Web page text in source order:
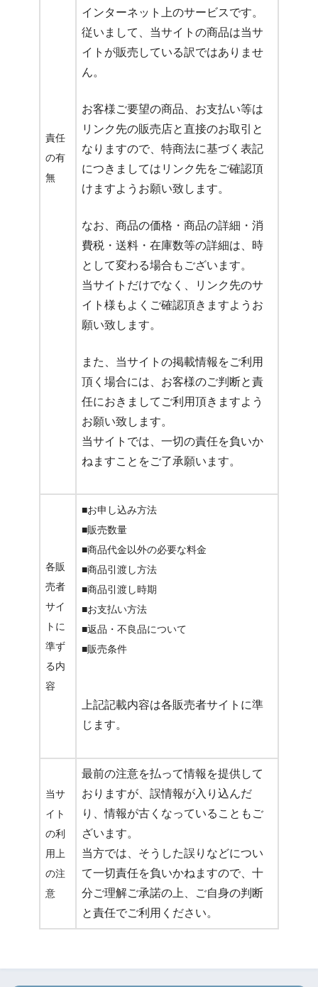
責任
の有
無
インターネット上のサービスです。
従いまして、当サイトの商品は当サ
イトが販売している訳ではありませ
ん。
お客様ご要望の商品、お支払い等は
リンク先の販売店と直接のお取引と
なりますので、特商法に基づく表記
につきましてはリンク先をご確認頂
けますようお願い致します。
なお、商品の価格・商品の詳細・消
費税・送料・在庫数等の詳細は、時
として変わる場合もございます。
当サイトだけでなく、リンク先のサ
イト様もよくご確認頂きますようお
願い致します。
また、当サイトの掲載情報をご利用
頂く場合には、お客様のご判断と責
任におきましてご利用頂きますよう
お願い致します。
当サイトでは、一切の責任を負いか
ねますことをご了承願います。
各販
売者
サイ
トに
準ず
る内
容
■お申し込み方法
■販売数量
■商品代金以外の必要な料金
■商品引渡し方法
■商品引渡し時期
■お支払い方法
■返品・不良品について
■販売条件
上記記載内容は各販売者サイトに準
じます。
当サ
イト
の利
用上
の注
意
最前の注意を払って情報を提供して
おりますが、誤情報が入り込んだ
り、情報が古くなっていることもご
ざいます。
当方では、そうした誤りなどについ
て一切責任を負いかねますので、十
分ご理解ご承諾の上、ご自身の判断
と責任でご利用ください。